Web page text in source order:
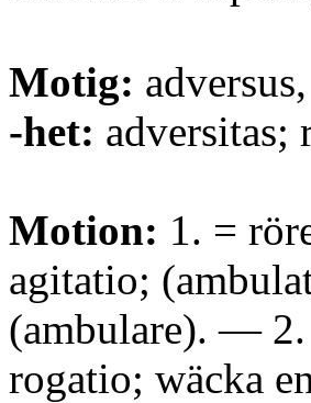
Motig:
-het: adversitas;
Motion: 1. =
agitatio;
(ambulare). —
rogatio; wäcka